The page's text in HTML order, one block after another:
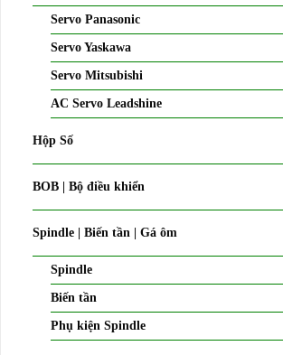
Servo Panasonic
Servo Yaskawa
Servo Mitsubishi
AC Servo Leadshine
Hộp Số
BOB | Bộ điều khiển
Spindle | Biến tần | Gá ôm
Spindle
Biến tần
Phụ kiện Spindle